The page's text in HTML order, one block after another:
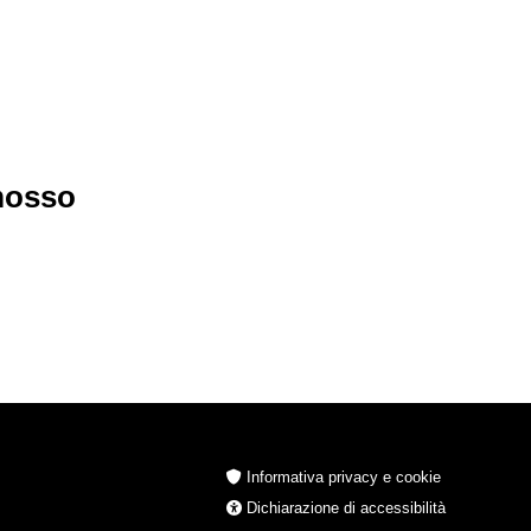
Informativa privacy e cookie
Dichiarazione di accessibilità